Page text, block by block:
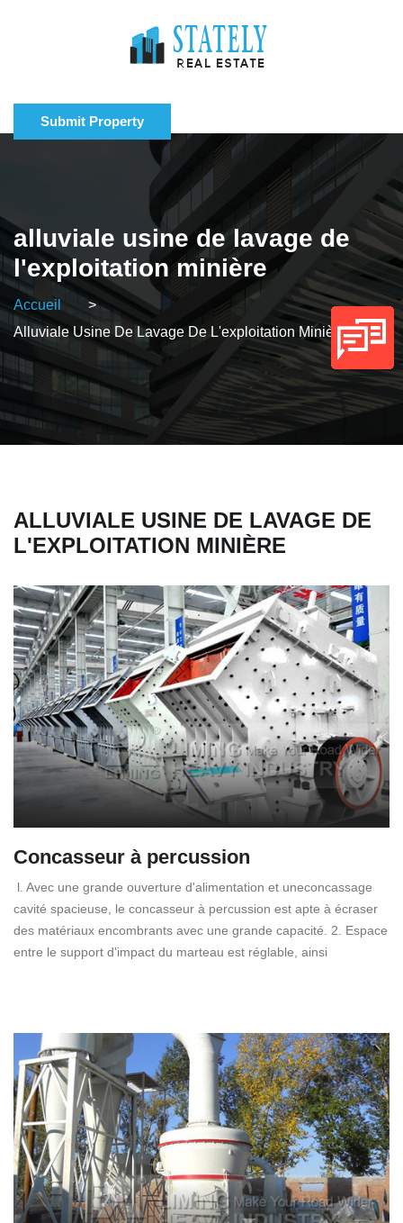
Submit Property
alluviale usine de lavage de
l'exploitation minière
Accueil
>
Alluviale Usine De Lavage De L'exploitation Minière
ALLUVIALE USINE DE LAVAGE DE
L'EXPLOITATION MINIÈRE
Concasseur à percussion
l. Avec une grande ouverture d'alimentation et uneconcassage
cavité spacieuse, le concasseur à percussion est apte à écraser
des matériaux encombrants avec une grande capacité. 2. Espace
entre le support d'impact du marteau est réglable, ainsi